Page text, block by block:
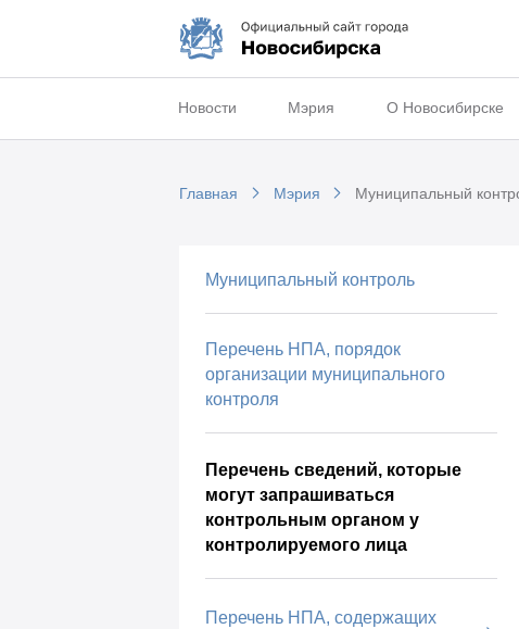
Новости Мэрия О Новосибирске
Главная Мэрия Муниципальный
Муниципальный контроль
Перечень НПА, порядок
организации муниципального
контроля
Перечень сведений, которые
могут запрашиваться
контрольным органом у
контролируемого лица
Перечень НПА, содержащих